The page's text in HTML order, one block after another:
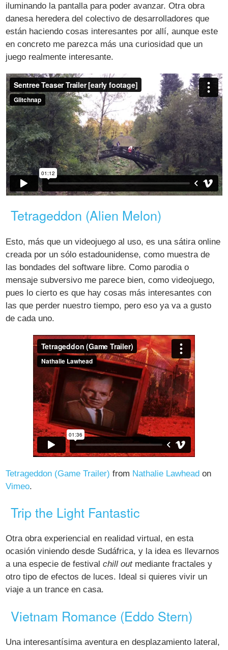
iluminando la pantalla para poder avanzar. Otra obra
danesa heredera del colectivo de desarrolladores que
están haciendo cosas interesantes por allí, aunque este
en concreto me parezca más una curiosidad que un
juego realmente interesante.
Tetrageddon (Alien Melon)
Esto, más que un videojuego al uso, es una sátira online
creada por un sólo estadounidense, como muestra de
las bondades del software libre. Como parodia o
mensaje subversivo me parece bien, como videojuego,
pues lo cierto es que hay cosas más interesantes con
las que perder nuestro tiempo, pero eso ya va a gusto
de cada uno.
Tetrageddon (Game Trailer) from Nathalie Lawhead on
Vimeo.
Trip the Light Fantastic
Otra obra experiencial en realidad virtual, en esta
ocasión viniendo desde Sudáfrica, y la idea es llevarnos
a una especie de festivalchill outmediante fractales y
otro tipo de efectos de luces. Ideal si quieres vivir un
viaje a un trance en casa.
Vietnam Romance (Eddo Stern)
Una interesantísima aventura en desplazamiento lateral,